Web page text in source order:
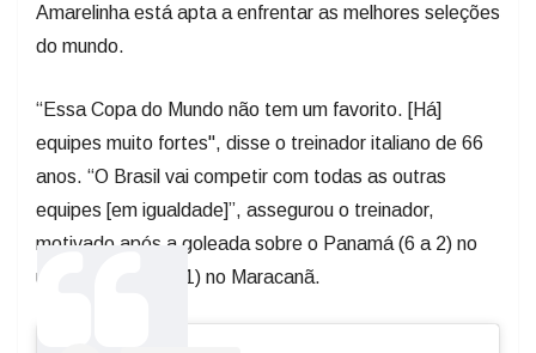
Amarelinha está apta a enfrentar as melhores seleções
do mundo.
“Essa Copa do Mundo não tem um favorito. [Há]
equipes muito fortes", disse o treinador italiano de 66
anos. “O Brasil vai competir com todas as outras
equipes [em igualdade]”, assegurou o treinador,
motivado após a goleada sobre o Panamá (6 a 2) no
último domingo (31) no Maracanã.